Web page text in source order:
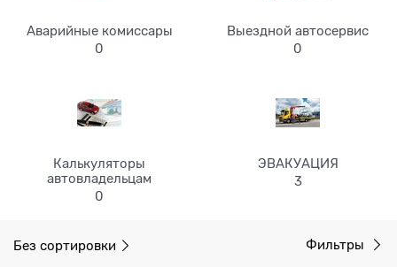
Аварийные комиссары
0
Выездной автосервис
0
Калькуляторы
автовладельцам
0
ЭВАКУАЦИЯ
3
Без сортировки Фильтры